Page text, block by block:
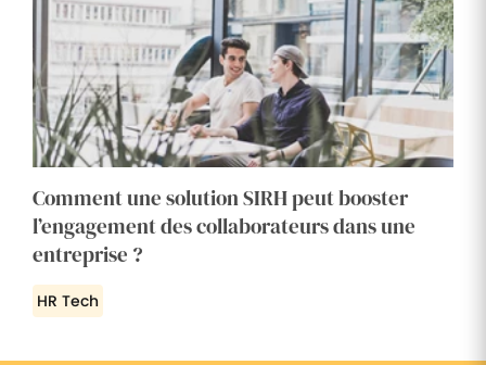
Comment une solution SIRH peut booster
l’engagement des collaborateurs dans une
entreprise ?
HR Tech